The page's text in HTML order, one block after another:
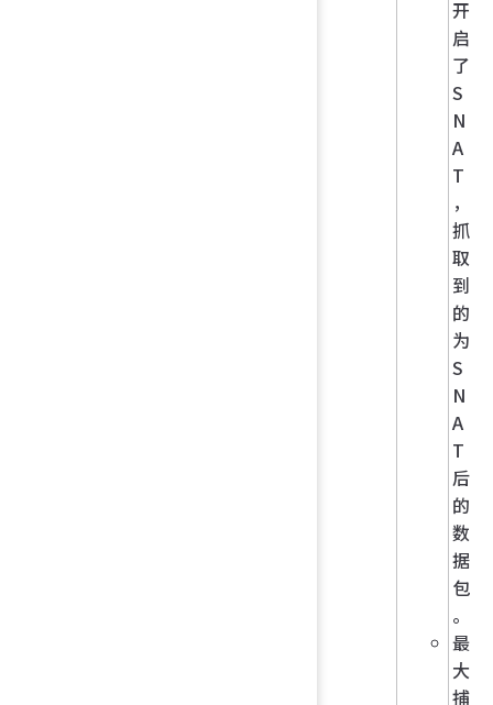
开
启
了
S
N
A
T
，
抓
取
到
的
为
S
N
A
T
后
的
数
据
包
。
最
大
捕